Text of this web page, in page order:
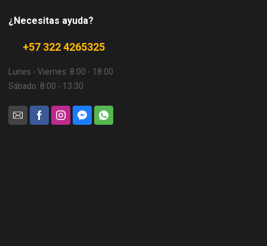
¿Necesitas ayuda?
+57 322 4265325
Lunes - Viernes: 8:00 - 18:00
Sábado: 8:00 - 13:30